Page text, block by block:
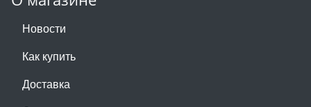
Новости
Как купить
Доставка